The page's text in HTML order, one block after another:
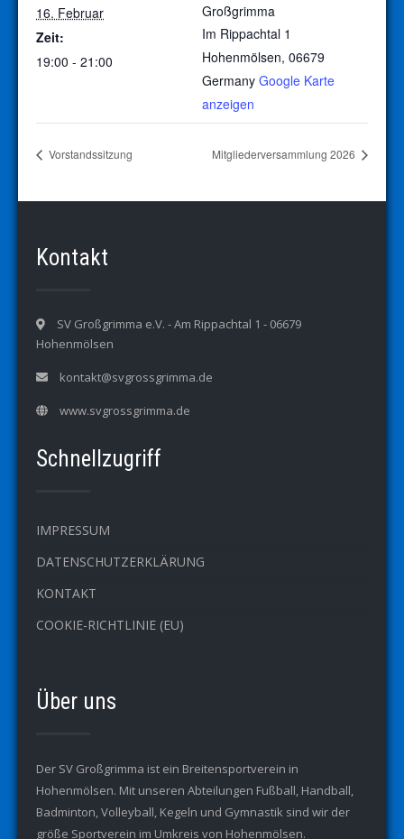
16. Februar
Zeit:
19:00 - 21:00
Großgrimma
Im Rippachtal 1
Hohenmölsen, 06679
Germany Google Karte
anzeigen
Vorstandssitzung Mitgliederversammlung 2026
Kontakt
SV Großgrimma e.V. - Am Rippachtal 1 - 06679
Hohenmölsen
kontakt@svgrossgrimma.de
www.svgrossgrimma.de
Schnellzugriff
IMPRESSUM
DATENSCHUTZERKLÄRUNG
KONTAKT
COOKIE-RICHTLINIE (EU)
Über uns
Der SV Großgrimma ist ein Breitensportverein in
Hohenmölsen. Mit unseren Abteilungen Fußball, Handball,
Badminton, Volleyball, Kegeln und Gymnastik sind wir der
größe Sportverein im Umkreis von Hohenmölsen.